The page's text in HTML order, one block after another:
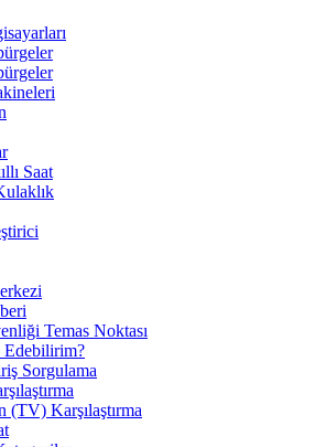
Saat
Temas Noktası
Edebilirim?
Sorgulama
(TV) Karşılaştırma